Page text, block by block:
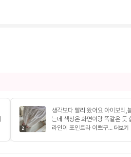
2
생각보다 빨리 왔어요 아이보리,
는데 색상은 화면이랑 똑같은 듯
라인이 포인트라 이쁘구... 더보기